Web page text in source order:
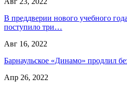
В преддверии нового учебного
поступило три…
Авг 16, 2022
Барнаульское «Динамо» продлил
Апр 26, 2022